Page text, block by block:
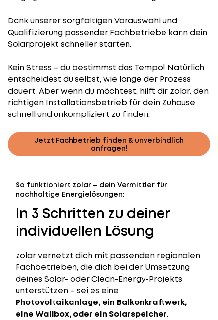
Dank unserer sorgfältigen Vorauswahl und
Qualifizierung passender Fachbetriebe kann dein
Solarprojekt schneller starten.
Kein Stress – du bestimmst das Tempo! Natürlich
entscheidest du selbst, wie lange der Prozess
dauert. Aber wenn du möchtest, hilft dir zolar, den
richtigen Installationsbetrieb für dein Zuhause
schnell und unkompliziert zu finden.
Jetzt Fachbetrieb finden & unverbindlich
anfragen!
So funktioniert zolar – dein Vermittler für
nachhaltige Energielösungen:
In 3 Schritten zu deiner
individuellen Lösung
zolar vernetzt dich mit passenden regionalen
Fachbetrieben, die dich bei der Umsetzung
deines Solar- oder Clean-Energy-Projekts
unterstützen – sei es eine
Photovoltaikanlage, ein Balkonkraftwerk,
eine Wallbox, oder ein Solarspeicher.